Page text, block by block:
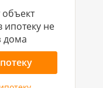
объект
не
дома